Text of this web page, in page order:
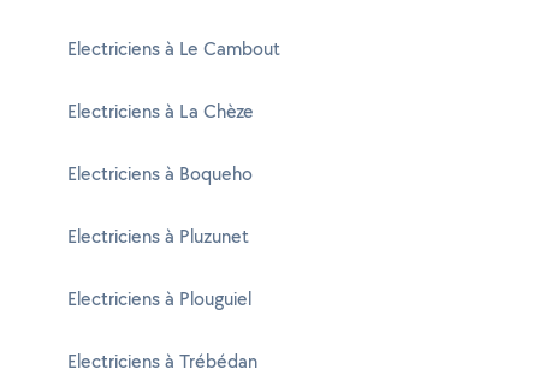
Electriciens à Le Cambout
Electriciens à La Chèze
Electriciens à Boqueho
Electriciens à Pluzunet
Electriciens à Plouguiel
Electriciens à Trébédan